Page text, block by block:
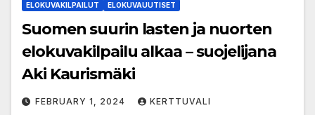
ELOKUVAKILPAILUT ELOKUVAUUTISET
Suomen suurin lasten ja nuorten
elokuvakilpailu alkaa – suojelijana
Aki Kaurismäki
FEBRUARY 1, 2024 KERTTUVALI